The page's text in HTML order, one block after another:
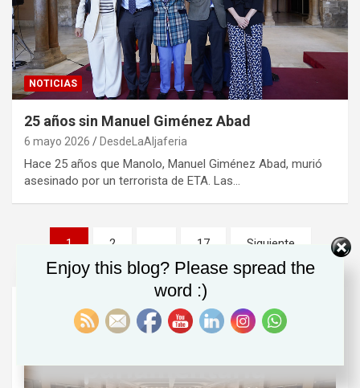
NOTICIAS
25 años sin Manuel Giménez Abad
6 mayo 2026 DesdeLaAljaferia
Hace 25 años que Manolo, Manuel Giménez Abad, murió
asesinado por un terrorista de ETA. Las…
Paginación
1 2 17 Siguiente
Enjoy this blog? Please spread the
word :)